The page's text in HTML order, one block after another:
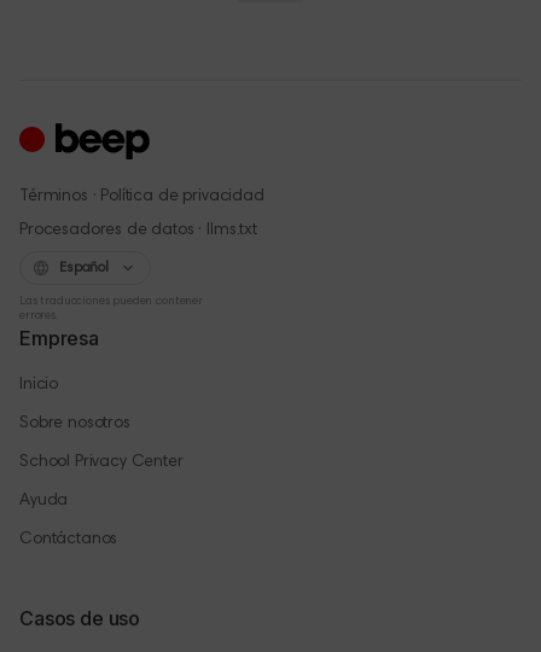
Términos · Política de privacidad
Procesadores de datos · llms.txt
Español
Las traducciones pueden contener
errores.
Empresa
Inicio
Sobre nosotros
School Privacy Center
Ayuda
Contáctanos
Casos de uso